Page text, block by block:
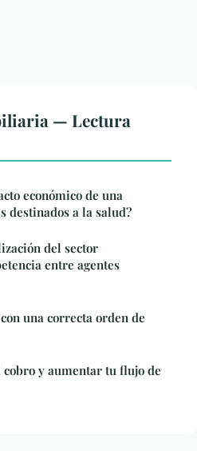
— Lectura
económico de una
destinados a la salud?
del sector
entre agentes
una correcta orden de
y aumentar tu flujo de